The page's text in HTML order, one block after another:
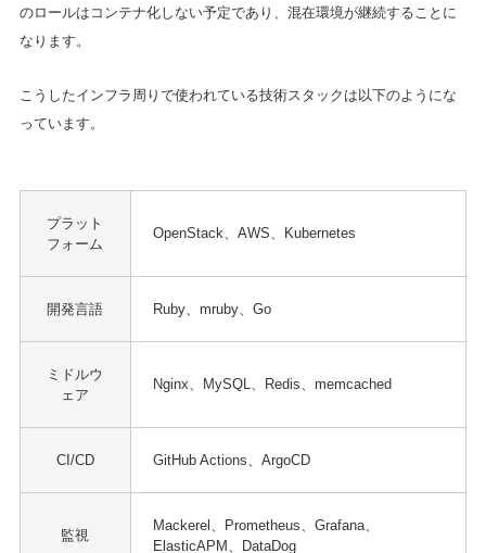
のロールはコンテナ化しない予定であり、混在環境が継続することに
なります。
こうしたインフラ周りで使われている技術スタックは以下のようにな
っています。
プラット
フォーム
OpenStack、AWS、Kubernetes
開発言語 Ruby、mruby、Go
ミドルウ
ェア
Nginx、MySQL、Redis、memcached
CI/CD GitHub Actions、ArgoCD
監視
Mackerel、Prometheus、Grafana、
ElasticAPM、DataDog